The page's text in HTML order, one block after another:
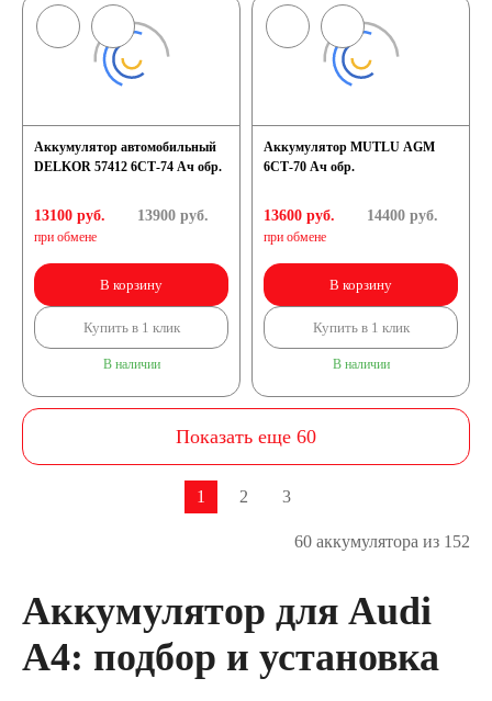
Аккумулятор автомобильный
DELKOR 57412 6СТ-74 Ач обр.
13100 руб.
при обмене
13900руб.
В корзину
Купить в 1 клик
В наличии
Аккумулятор MUTLU AGM
6СТ-70 Ач обр.
13600 руб.
при обмене
14400руб.
В корзину
Купить в 1 клик
В наличии
Показать еще 60
1 2 3
60 аккумулятора из 152
Аккумулятор для Audi
A4: подбор и установка